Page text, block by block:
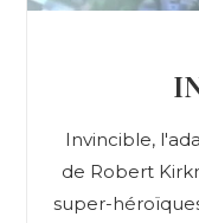
Invincible,
de Robert
super-